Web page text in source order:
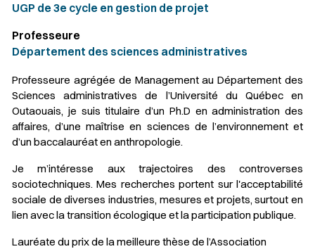
UGP de 3e cycle en gestion de projet
Professeure
Département des sciences administratives
Professeure agrégée de Management au Département des
Sciences administratives de l’Université du Québec en
Outaouais, je suis titulaire d’un Ph.D en administration des
affaires, d’une maîtrise en sciences de l’environnement et
d’un baccalauréat en anthropologie.
Je m’intéresse aux trajectoires des controverses
sociotechniques. Mes recherches portent sur l'acceptabilité
sociale de diverses industries, mesures et projets, surtout en
lien avec la transition écologique et la participation publique.
Lauréate du prix de la meilleure thèse de l’Association